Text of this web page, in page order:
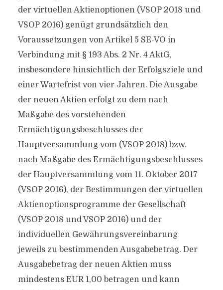
der virtuellen Aktienoptionen (VSOP 2018 und
VSOP 2016) genügt grundsätzlich den
Voraussetzungen von Artikel 5 SE-VO in
Verbindung mit § 193 Abs. 2 Nr. 4 AktG,
insbesondere hinsichtlich der Erfolgsziele und
einer Wartefrist von vier Jahren. Die Ausgabe
der neuen Aktien erfolgt zu dem nach
Maßgabe des vorstehenden
Ermächtigungsbeschlusses der
Hauptversammlung vom (VSOP 2018) bzw.
nach Maßgabe des Ermächtigungsbeschlusses
der Hauptversammlung vom 11. Oktober 2017
(VSOP 2016), der Bestimmungen der virtuellen
Aktienoptionsprogramme der Gesellschaft
(VSOP 2018 und VSOP 2016) und der
individuellen Gewährungsvereinbarung
jeweils zu bestimmenden Ausgabebetrag. Der
Ausgabebetrag der neuen Aktien muss
mindestens EUR 1,00 betragen und kann